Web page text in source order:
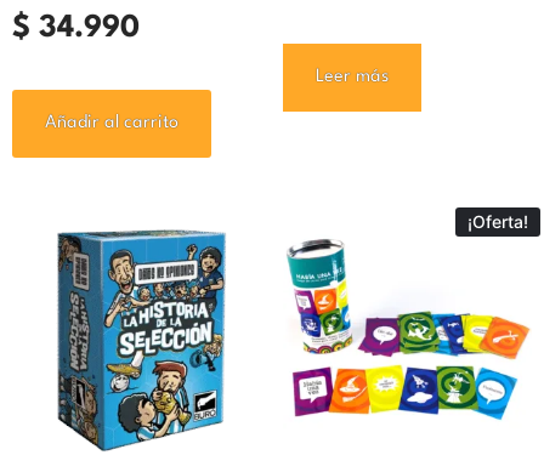
$ 34.990
Añadir al carrito
Leer más
¡Oferta!